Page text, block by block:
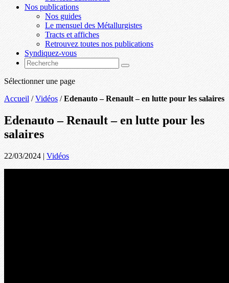
Nos publications
Nos guides
Le mensuel des Métallurgistes
Tracts et affiches
Retrouvez toutes nos publications
Syndiquez-vous
Sélectionner une page
Accueil /Vidéos /Edenauto – Renault – en lutte pour les salaires
Edenauto – Renault – en lutte pour les
salaires
22/03/2024 | Vidéos